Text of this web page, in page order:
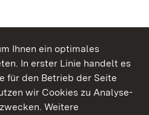
Ihnen ein optimales
In erster Linie handelt es
für den Betrieb der Seite
wir Cookies zu Analyse-
Weitere